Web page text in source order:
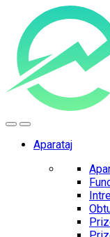
navigation
content
Aparataj